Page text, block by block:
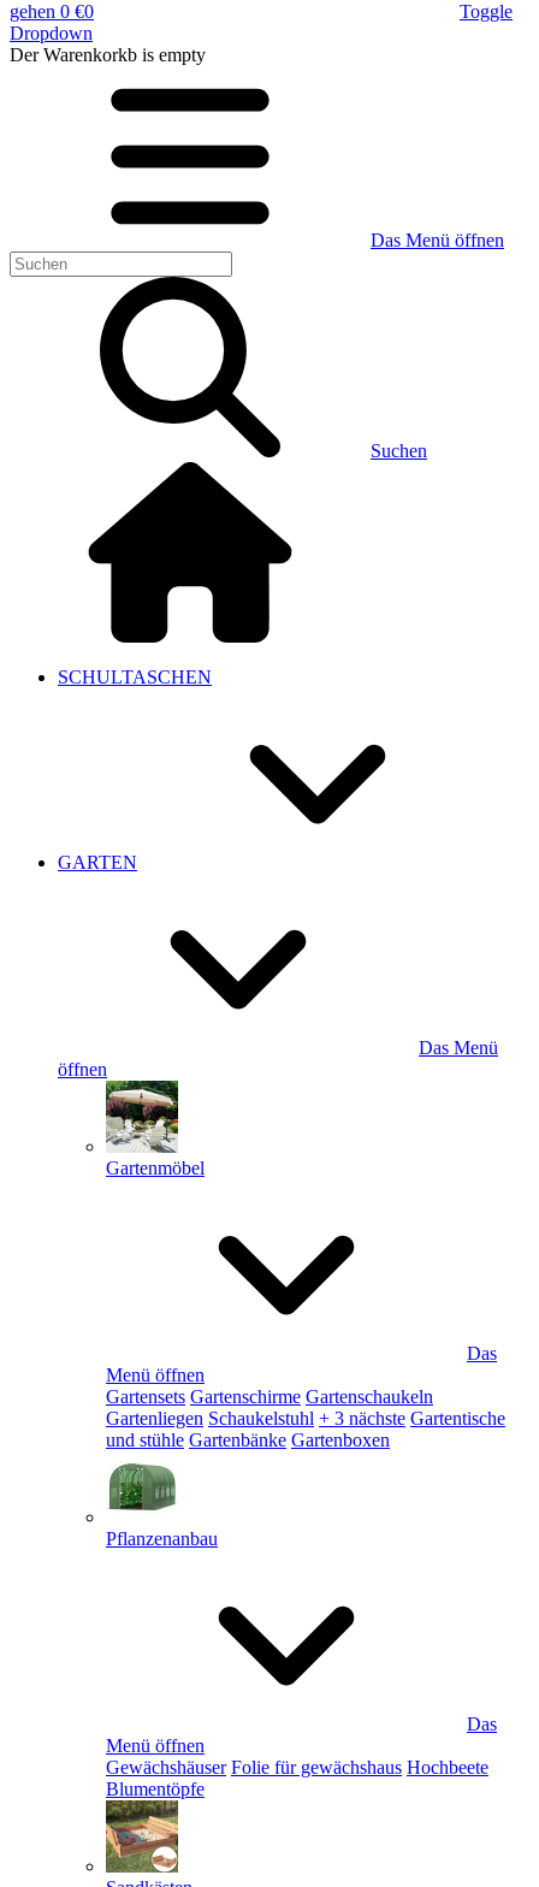
gehen 0 €0
Toggle
Dropdown
Der Warenkorkb is empty
Das Menü öffnen
Suchen
SCHULTASCHEN
GARTEN
Das Menü
öffnen
Gartenmöbel
Das
Menü öffnen
Gartensets Gartenschirme Gartenschaukeln
Gartenliegen Schaukelstuhl + 3 nächste Gartentische
und stühle Gartenbänke Gartenboxen
Pflanzenanbau
Das
Menü öffnen
Gewächshäuser Folie für gewächshaus Hochbeete
Blumentöpfe